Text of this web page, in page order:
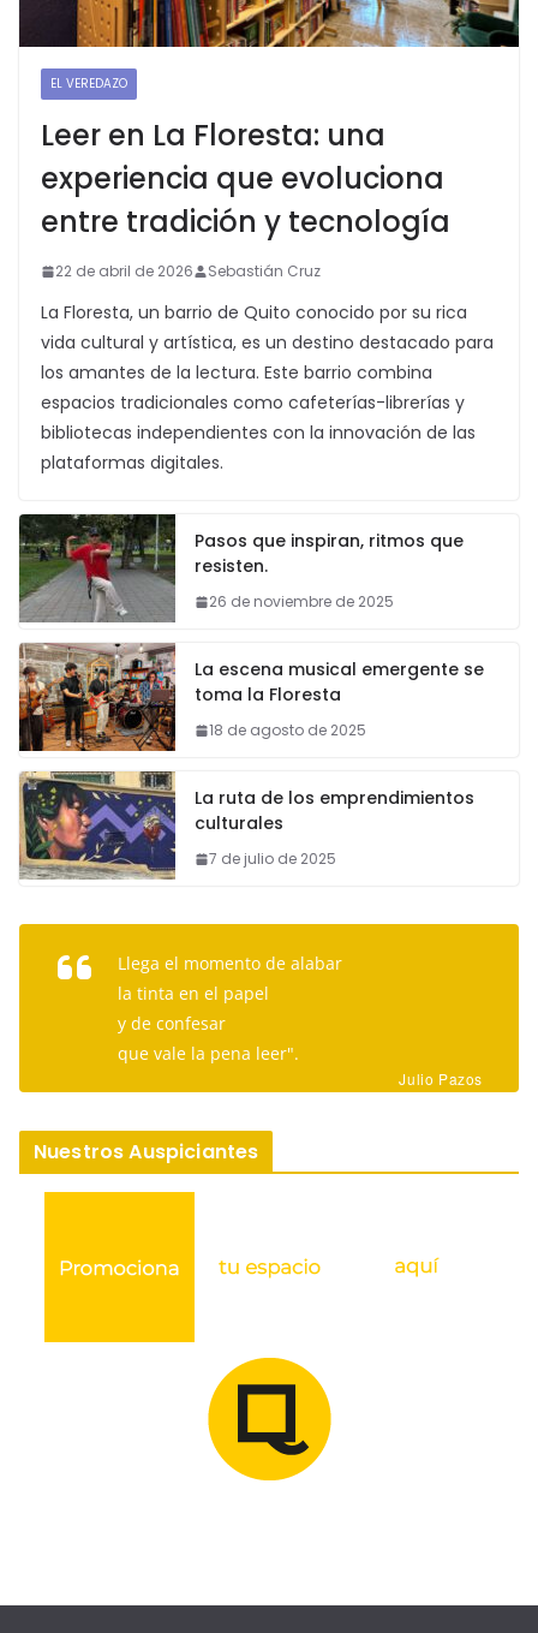
EL VEREDAZO
Leer en La Floresta: una
experiencia que evoluciona
entre tradición y tecnología
22 de abril de 2026 Sebastián Cruz
La Floresta, un barrio de Quito conocido por su rica
vida cultural y artística, es un destino destacado para
los amantes de la lectura. Este barrio combina
espacios tradicionales como cafeterías-librerías y
bibliotecas independientes con la innovación de las
plataformas digitales.
Pasos que inspiran, ritmos que
resisten.
26 de noviembre de 2025
La escena musical emergente se
toma la Floresta
18 de agosto de 2025
La ruta de los emprendimientos
culturales
7 de julio de 2025
Llega el momento de alabar
la tinta en el papel
y de confesar
que vale la pena leer".
Julio Pazos
Nuestros Auspiciantes